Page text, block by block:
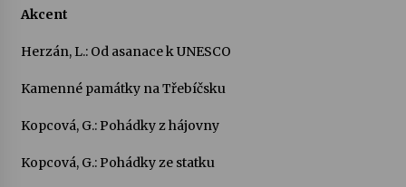
Akcent
Herzán, L.: Od asanace k UNESCO
Kamenné památky na Třebíčsku
Kopcová, G.: Pohádky z hájovny
Kopcová, G.: Pohádky ze statku